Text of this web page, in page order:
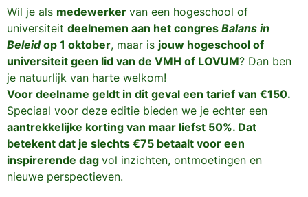
Wil je als medewerker van een hogeschool of
universiteit deelnemen aan het congres Balans in
Beleidop 1 oktober, maar is jouw hogeschool of
universiteit geen lid van de VMH of LOVUM? Dan ben
je natuurlijk van harte welkom!
Voor deelname geldt in dit geval een tarief van €150.
Speciaal voor deze editie bieden we je echter een
aantrekkelijke korting van maar liefst 50%. Dat
betekent dat je slechts €75 betaalt voor een
inspirerende dag vol inzichten, ontmoetingen en
nieuwe perspectieven.